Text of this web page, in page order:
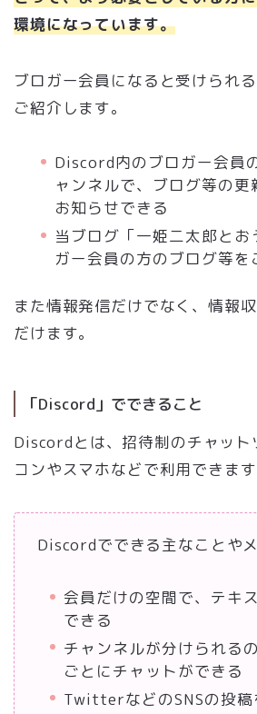
環境になっています。
ブロガー会員になると受けられ
ご紹介します。
Discord内のブロガー会員
ャンネルで、ブログ等の更
お知らせできる
当ブログ「一姫二太郎とお
ガー会員の方のブログ等を
また情報発信だけでなく、情報
だけます。
「Discord」でできること
Discordとは、招待制のチャット
コンやスマホなどで利用できます
Discordでできる主なことや
会員だけの空間で、テキ
できる
チャンネルが分けられる
ごとにチャットができる
TwitterなどのSNSの投稿